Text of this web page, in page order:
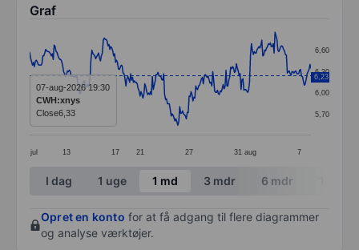
Graf
Line chart with 299 data points.
The chart has 1 X axis displaying categories.
The chart has 1 Y axis displaying values. Data
jul 13 17 21 27 31 aug 7
5,70
6,00
6,30
6,60
6,23
07-aug-2026 19:30
CWH:xnys
Close6,33
End of interactive chart.
I dag 1 uge 1 md 3 mdr 6 mdr
Opret en konto for at få adgang til flere diagrammer
og analyse værktøjer.